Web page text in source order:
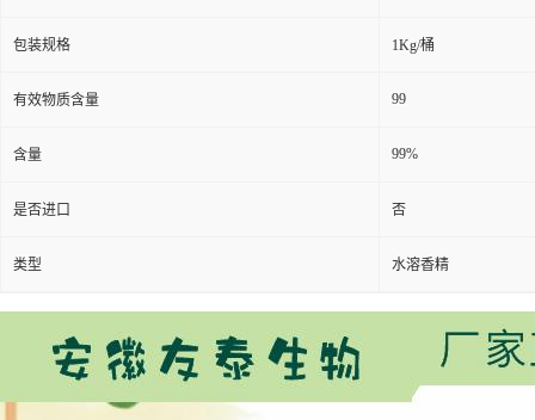
包装规格 1Kg/桶
有效物质含量 99
含量 99%
是否进口 否
类型 水溶香精